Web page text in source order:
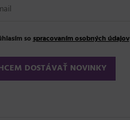
so spracovaním osobných údajov